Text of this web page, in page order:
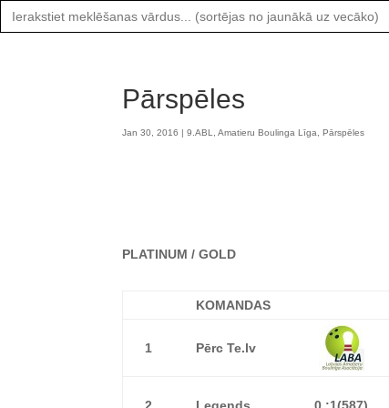
Search
for:
Pārspēles
Jan 30, 2016 |9.ABL ,Amatieru Boulinga Līga ,Pārspēles
PLATINUM /GOLD
KOMANDAS
1 Pērc Te.lv